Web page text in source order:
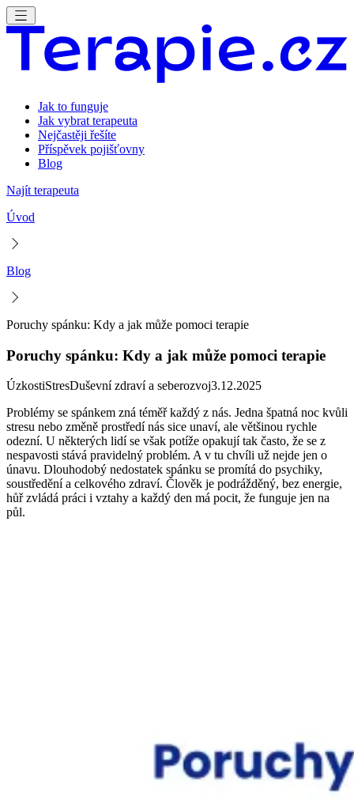
Jak to funguje
Jak vybrat terapeuta
Nejčastěji řešíte
Příspěvek pojišťovny
Blog
Najít terapeuta
Úvod
Blog
Poruchy spánku: Kdy a jak může pomoci terapie
Poruchy spánku: Kdy a jak může pomoci terapie
ÚzkostiStresDuševní zdraví a seberozvoj3.12.2025
Problémy se spánkem zná téměř každý z nás. Jedna špatná noc kvůli
stresu nebo změně prostředí nás sice unaví, ale většinou rychle
odezní. U některých lidí se však potíže opakují tak často, že se z
nespavosti stává pravidelný problém. A v tu chvíli už nejde jen o
únavu. Dlouhodobý nedostatek spánku se promítá do psychiky,
soustředění a celkového zdraví. Člověk je podrážděný, bez energie,
hůř zvládá práci i vztahy a každý den má pocit, že funguje jen na
půl.